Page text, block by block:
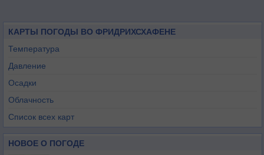
КАРТЫ ПОГОДЫ ВО ФРИДРИХСХАФЕНЕ
Температура
Давление
Осадки
Облачность
Список всех карт
НОВОЕ О ПОГОДЕ